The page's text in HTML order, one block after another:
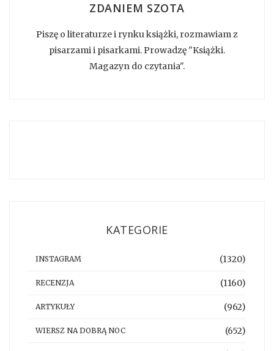
ZDANIEM SZOTA
Piszę o literaturze i rynku książki, rozmawiam z
pisarzami i pisarkami. Prowadzę "Książki.
Magazyn do czytania".
KATEGORIE
INSTAGRAM (1320)
RECENZJA (1160)
ARTYKUŁY (962)
WIERSZ NA DOBRĄ NOC (652)